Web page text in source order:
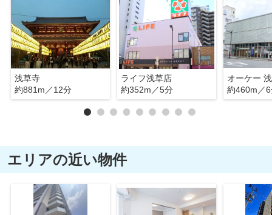
浅草寺
約881m／12分
ライフ浅草店
約352m／5分
オーケー
約460m／
エリアの近い物件